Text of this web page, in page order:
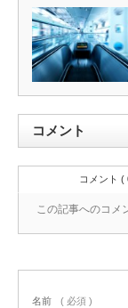
コメント
コメント (
この記事へのコメ
名前 ( 必須 )